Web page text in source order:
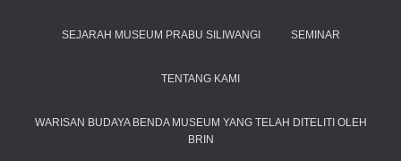
SEJARAH MUSEUM PRABU SILIWANGI SEMINAR
TENTANG KAMI
WARISAN BUDAYA BENDA MUSEUM YANG TELAH DITELITI OLEH
BRIN